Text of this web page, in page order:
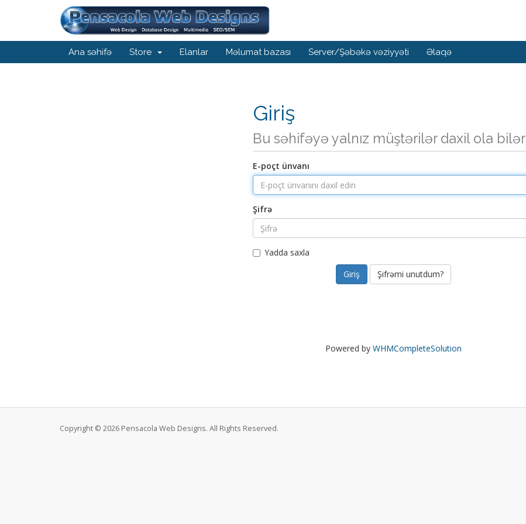
Ana səhifə Store Elanlar Məlumat bazası Server/Şəbəkə vəziyyəti Əlaqə
Giriş
Bu səhifəyə yalnız müştərilər daxil ola bilər
E-poçt ünvanı
Şifrə
Yadda saxla
Şifrəmi unutdum?
Powered by WHMCompleteSolution
Copyright © 2026 Pensacola Web Designs. All Rights Reserved.